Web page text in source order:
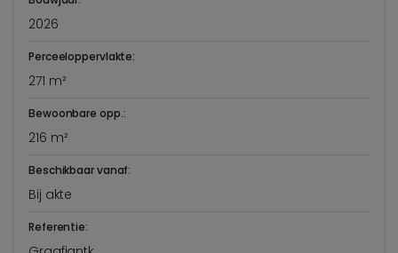
2026
Perceeloppervlakte:
271 m²
Bewoonbare opp.:
216 m²
Beschikbaar vanaf:
Bij akte
Referentie: